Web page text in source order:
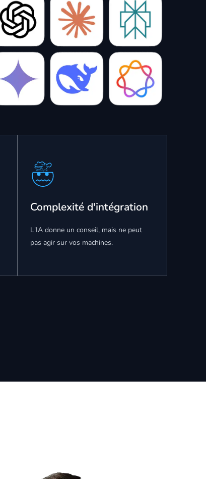
Complexité d'intégration
L'IA donne un conseil, mais ne peut
pas agir sur vos machines.
mettre à jour un statut de livraison